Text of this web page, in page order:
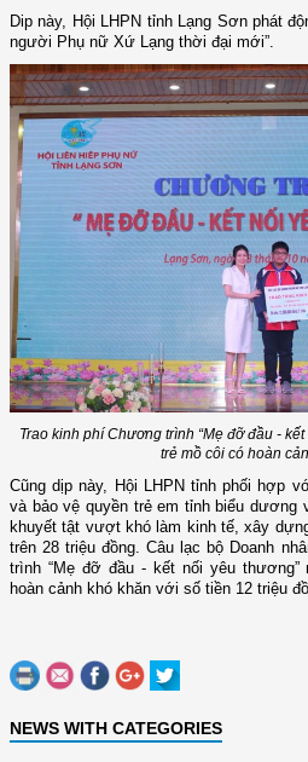
Dip này, Hội LHPN tỉnh Lạng Sơn phát
người Phụ nữ Xứ Lạng thời đại mới”.
Trao kinh phí Chương trình “Mẹ đỡ đầu -
trẻ mồ côi có hoàn
Cũng dịp này, Hội LHPN tỉnh phối hợp
và bảo vệ quyền trẻ em tỉnh biểu dương
khuyết tật vượt khó làm kinh tế, xây
trên 28 triệu đồng. Câu lạc bộ Doanh
trình “Mẹ đỡ đầu - kết nối yêu
hoàn cảnh khó khăn với số tiền 12 triệu
NEWS WITH CATEGORIES